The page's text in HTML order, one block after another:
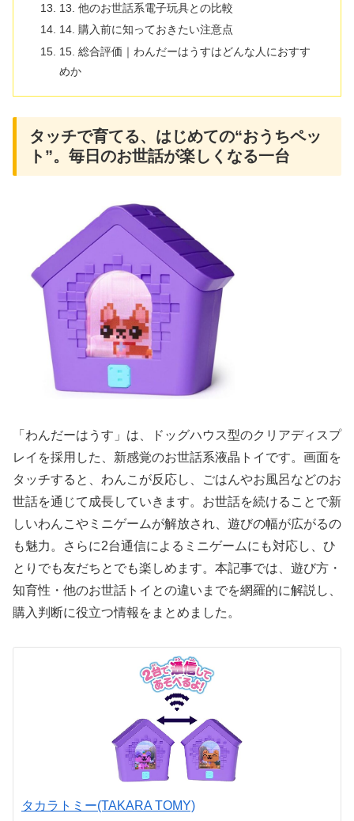
13. 他のお世話系電子玩具との比較
14. 購入前に知っておきたい注意点
15. 総合評価｜わんだーはうすはどんな人におすす
めか
タッチで育てる、はじめての“おうちペッ
ト”。毎日のお世話が楽しくなる一台
「わんだーはうす」は、ドッグハウス型のクリアディスプ
レイを採用した、新感覚のお世話系液晶トイです。画面を
タッチすると、わんこが反応し、ごはんやお風呂などのお
世話を通じて成長していきます。お世話を続けることで新
しいわんこやミニゲームが解放され、遊びの幅が広がるの
も魅力。さらに2台通信によるミニゲームにも対応し、ひ
とりでも友だちとでも楽しめます。本記事では、遊び方・
知育性・他のお世話トイとの違いまでを網羅的に解説し、
購入判断に役立つ情報をまとめました。
タカラトミー(TAKARA TOMY)